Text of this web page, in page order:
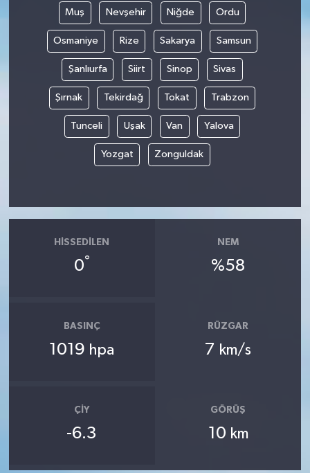
Muş Nevşehir Niğde Ordu
Osmaniye Rize Sakarya Samsun
Şanlıurfa Siirt Sinop Sivas
Şırnak Tekirdağ Tokat Trabzon
Tunceli Uşak Van Yalova
Yozgat Zonguldak
HISSEDILEN
0°
NEM
%58
BASINÇ
1019 hpa
RÜZGAR
7 km/s
ÇIY
-6.3
GÖRÜŞ
10 km